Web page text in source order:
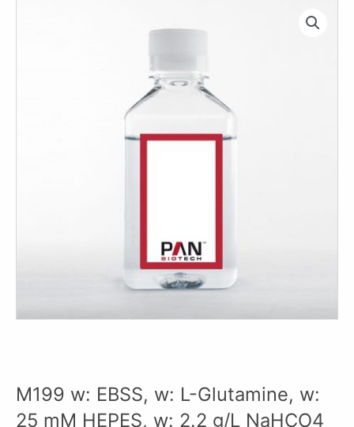
M199 w: EBSS, w: L-Glutamine, w:
25 mM HEPES, w: 2.2 g/L NaHCO4